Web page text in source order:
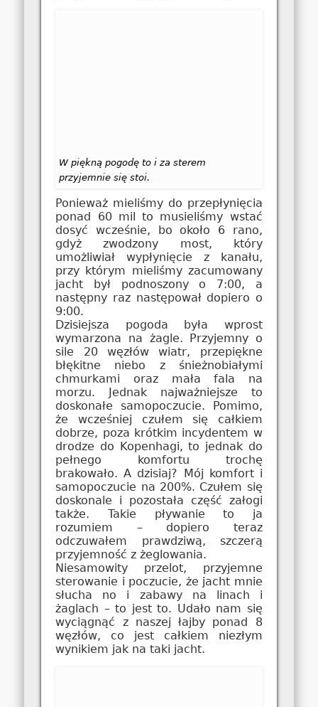
W piękną pogodę to i za sterem
przyjemnie się stoi.
Ponieważ mieliśmy do przepłynięcia
ponad 60 mil to musieliśmy wstać
dosyć wcześnie, bo około 6 rano,
gdyż zwodzony most, który
umożliwiał wypłynięcie z kanału,
przy którym mieliśmy zacumowany
jacht był podnoszony o 7:00, a
następny raz następował dopiero o
9:00.
Dzisiejsza pogoda była wprost
wymarzona na żagle. Przyjemny o
sile 20 węzłów wiatr, przepiękne
błękitne niebo z śnieżnobiałymi
chmurkami oraz mała fala na
morzu. Jednak najważniejsze to
doskonałe samopoczucie. Pomimo,
że wcześniej czułem się całkiem
dobrze, poza krótkim incydentem w
drodze do Kopenhagi, to jednak do
pełnego komfortu trochę
brakowało. A dzisiaj? Mój komfort i
samopoczucie na 200%. Czułem się
doskonale i pozostała część załogi
także. Takie pływanie to ja
rozumiem – dopiero teraz
odczuwałem prawdziwą, szczerą
przyjemność z żeglowania.
Niesamowity przelot, przyjemne
sterowanie i poczucie, że jacht mnie
słucha no i zabawy na linach i
żaglach – to jest to. Udało nam się
wyciągnąć z naszej łajby ponad 8
węzłów, co jest całkiem niezłym
wynikiem jak na taki jacht.